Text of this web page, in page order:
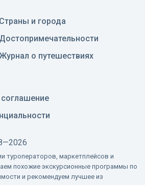
Страны и города
Достопримечательности
о путешествиях
туроператоров, маркетплейсов и
похожие экскурсионные программы по
и рекомендуем лучшее из